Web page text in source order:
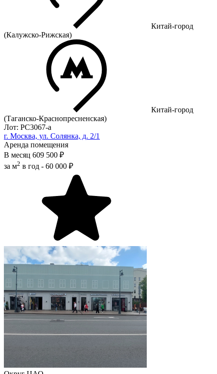
Китай-город
(Калужско-Рижская)
Китай-город
(Таганско-Краснопресненская)
Лот: РС3067-a
г. Москва, ул. Солянка, д. 2/1
Аренда помещения
В месяц 609 500 ₽
за м2 в год - 60 000 ₽